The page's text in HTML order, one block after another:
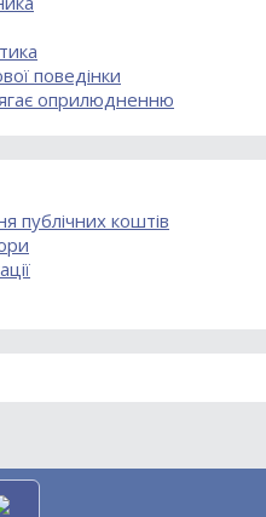
поведінки
оприлюдненню
публічних коштів
реорганізації ДПЗД
відділу та відділу